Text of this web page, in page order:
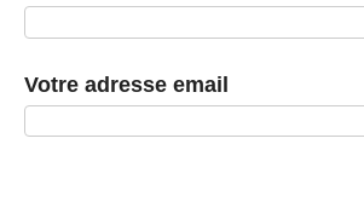
Votre adresse email